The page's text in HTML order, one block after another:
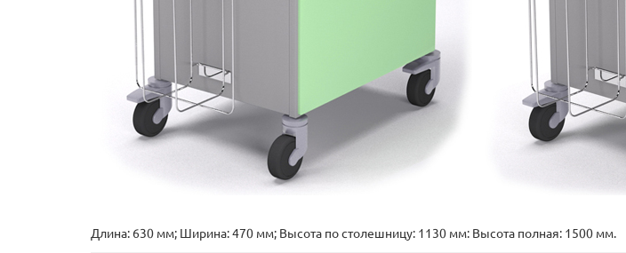
Длина: 630 мм; Ширина: 470 мм; Высота по столешницу: 1130 мм: Высота полная: 1500 мм.